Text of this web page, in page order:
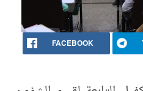
FACEBOOK